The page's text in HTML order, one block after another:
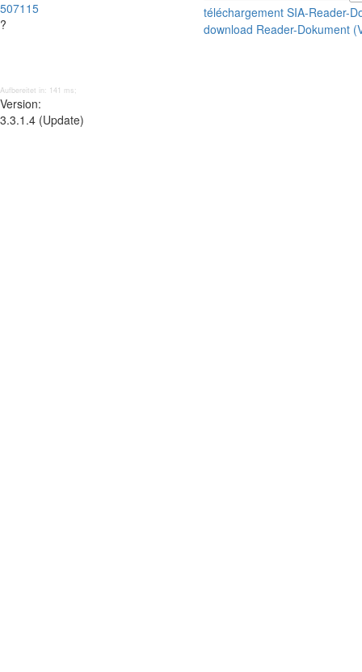
507115
?
téléchargement SIA-Reader-
download Reader-Dokument
Aufbereitet in: 141 ms;
Version:
3.3.1.4 (Update)